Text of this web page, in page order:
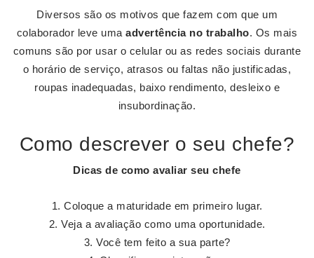
Diversos são os motivos que fazem com que um
colaborador leve umaadvertência no trabalho. Os mais
comuns são por usar o celular ou as redes sociais durante
o horário de serviço, atrasos ou faltas não justificadas,
roupas inadequadas, baixo rendimento, desleixo e
insubordinação.
Como descrever o seu chefe?
Dicas de como avaliarseu chefe
Coloque a maturidade em primeiro lugar.
Veja a avaliação como uma oportunidade.
Você tem feito a sua parte?